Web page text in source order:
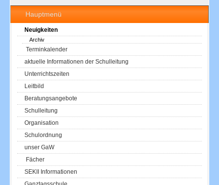
Hauptmenü
Neuigkeiten
Archiv
Terminkalender
aktuelle Informationen der Schulleitung
Unterrichtszeiten
Leitbild
Beratungsangebote
Schulleitung
Organisation
Schulordnung
unser GaW
Fächer
SEKII Informationen